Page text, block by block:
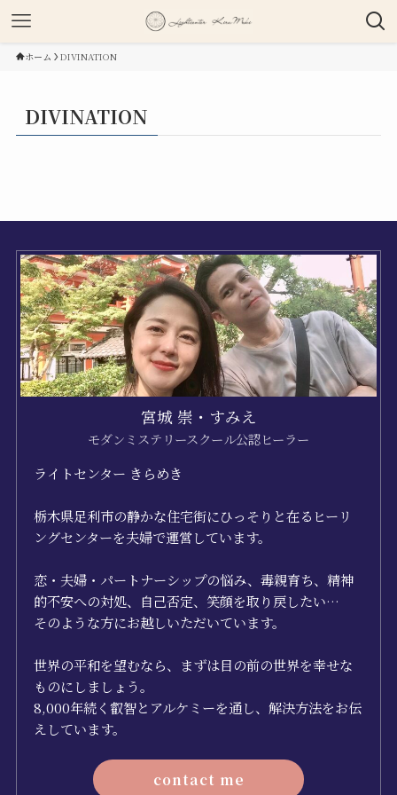
ホーム DIVINATION
DIVINATION
宮城 崇・すみえ
モダンミステリースクール公認ヒーラー
ライトセンター きらめき
栃木県足利市の静かな住宅街にひっそりと在るヒーリ
ングセンターを夫婦で運営しています。
恋・夫婦・パートナーシップの悩み、毒親育ち、精神
的不安への対処、自己否定、笑顔を取り戻したい…
そのような方にお越しいただいています。
世界の平和を望むなら、まずは目の前の世界を幸せな
ものにしましょう。
8,000年続く叡智とアルケミーを通し、解決方法をお伝
えしています。
contact me